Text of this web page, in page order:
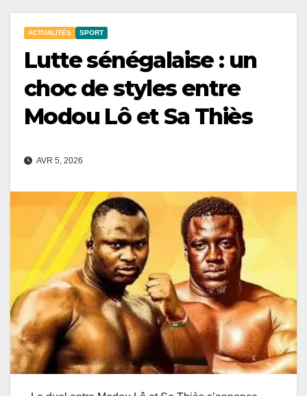
ACTUALITÉS SPORT
Lutte sénégalaise : un
choc de styles entre
Modou Lô et Sa Thiès
AVR 5, 2026